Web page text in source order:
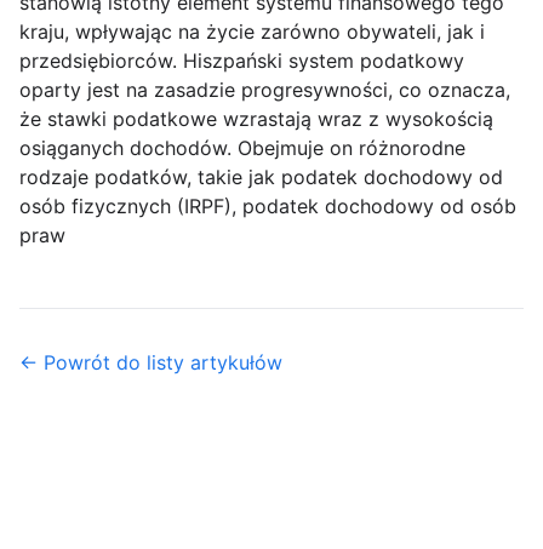
kraju, wpływając na życie zarówno obywateli, jak i
przedsiębiorców. Hiszpański system podatkowy
oparty jest na zasadzie progresywności, co oznacza,
że stawki podatkowe wzrastają wraz z wysokością
osiąganych dochodów. Obejmuje on różnorodne
rodzaje podatków, takie jak podatek dochodowy od
osób fizycznych (IRPF), podatek dochodowy od osób
praw
← Powrót do listy artykułów